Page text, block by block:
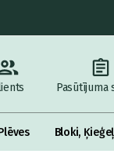
Pasūtījuma
Bloki,